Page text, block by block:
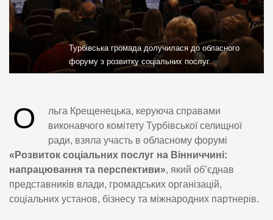
Турбівська громада долучилася до обласного
форуму з розвитку соціальних послуг
О
льга Крещенецька, керуюча справами
виконавчого комітету Турбівської селищної
ради, взяла участь в обласному форумі
«Розвиток соціальних послуг на Вінниччині:
напрацювання та перспективи», який об’єднав
представників влади, громадських організацій,
соціальних установ, бізнесу та міжнародних партнерів.